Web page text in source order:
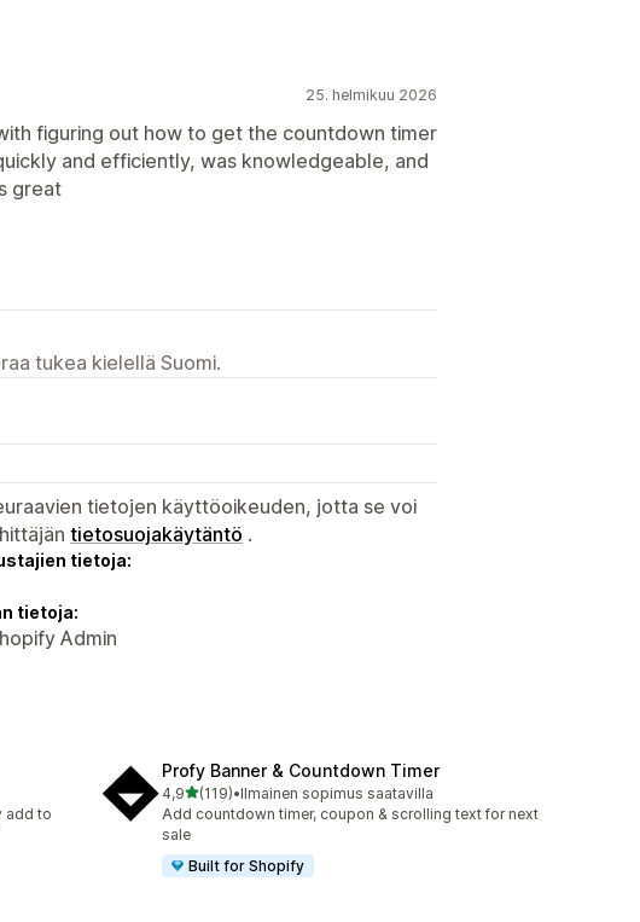
25. helmikuu 2026
figuring out how to get the countdown timer
and efficiently, was knowledgeable, and
great
tukea kielellä Suomi.
tietojen käyttöoikeuden, jotta se voi
tietosuojakäytäntö .
tietoja:
tietoja:
Admin
add to
Profy Banner & Countdown Timer
4,9/ 5 tähteä
(119)
119 arvostelua yhteensä
•Ilmainen sopimus saatavilla
Add countdown timer, coupon & scrolling text for next
sale
Built for Shopify